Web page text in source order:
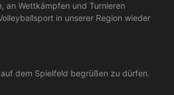
an Wettkämpfen und Turnieren
in unserer Region wieder
dem Spielfeld begrüßen zu dürfen.